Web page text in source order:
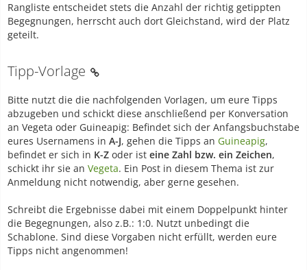
Rangliste entscheidet stets die Anzahl der richtig getippten
Begegnungen, herrscht auch dort Gleichstand, wird der Platz
geteilt.
Tipp-Vorlage
Bitte nutzt die die nachfolgenden Vorlagen, um eure Tipps
abzugeben und schickt diese anschließend per Konversation
an Vegeta oder Guineapig: Befindet sich der Anfangsbuchstabe
eures Usernamens in A-J, gehen die Tipps an Guineapig,
befindet er sich in K-Z oder ist eine Zahl bzw. ein Zeichen,
schickt ihr sie an Vegeta. Ein Post in diesem Thema ist zur
Anmeldung nicht notwendig, aber gerne gesehen.
Schreibt die Ergebnisse dabei mit einem Doppelpunkt hinter
die Begegnungen, also z.B.: 1:0. Nutzt unbedingt die
Schablone. Sind diese Vorgaben nicht erfüllt, werden eure
Tipps nicht angenommen!